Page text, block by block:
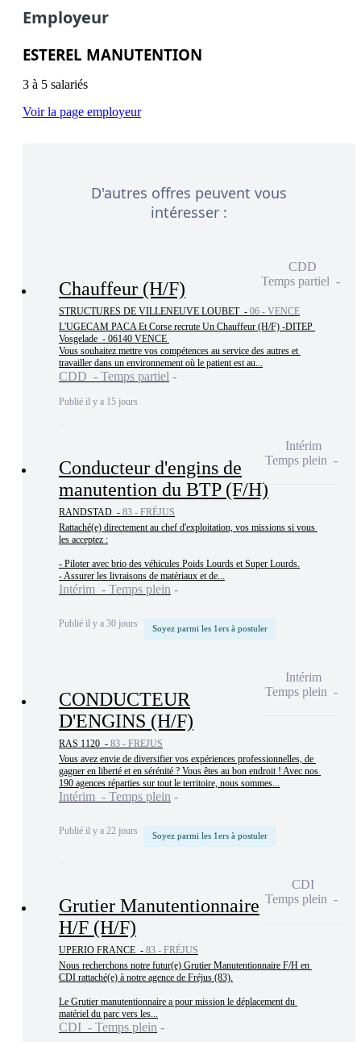
Employeur
ESTEREL MANUTENTION
3 à 5 salariés
Voir la page employeur
D'autres offres peuvent vous
intéresser :
Chauffeur (H/F)
STRUCTURES DE VILLENEUVE LOUBET - 06 - VENCE
L'UGECAM PACA Et Corse recrute Un Chauffeur (H/F) -DITEP
Vosgelade  - 06140 VENCE
Vous souhaitez mettre vos compétences au service des autres et
travailler dans un environnement où le patient est au...
CDD - Temps partiel
Publié il y a 15 jours
CDD
Temps partiel
Conducteur d'engins de
manutention du BTP (F/H)
RANDSTAD - 83 - FRÉJUS
Rattaché(e) directement au chef d'exploitation, vos missions si vous
les acceptez :
- Piloter avec brio des véhicules Poids Lourds et Super Lourds.
- Assurer les livraisons de matériaux et de...
Intérim - Temps plein
Publié il y a 30 jours Soyez parmi les 1ers à postuler
Intérim
Temps plein
CONDUCTEUR
D'ENGINS (H/F)
RAS 1120 - 83 - FREJUS
Vous avez envie de diversifier vos expériences professionnelles, de
gagner en liberté et en sérénité ? Vous êtes au bon endroit ! Avec nos
190 agences réparties sur tout le territoire, nous sommes...
Intérim - Temps plein
Publié il y a 22 jours Soyez parmi les 1ers à postuler
Intérim
Temps plein
Grutier Manutentionnaire
H/F (H/F)
UPERIO FRANCE - 83 - FRÉJUS
Nous recherchons notre futur(e) Grutier Manutentionnaire F/H en
CDI rattaché(e) à notre agence de Fréjus (83).
Le Grutier manutentionnaire a pour mission le déplacement du
matériel du parc vers les...
CDI - Temps plein
CDI
Temps plein